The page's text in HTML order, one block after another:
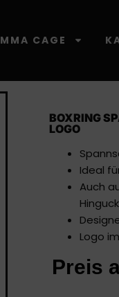
MMA CAGE
BOXRING
LOGO
Ideal
Auch
Logo
Preis